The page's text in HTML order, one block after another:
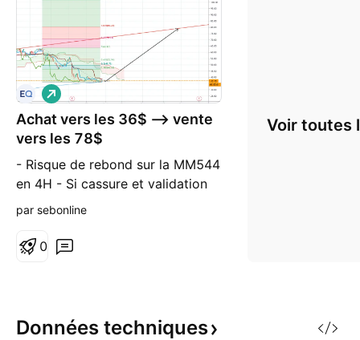
Achat vers les 36$ --> vente
vers les 78$
- Risque de rebond sur la MM544
en 4H - Si cassure et validation
de la KIJUN en 4H alors position
serré à 35.40$ N'étant pas
L
o
n
par sebonline
0
Voir toutes
Données techniques